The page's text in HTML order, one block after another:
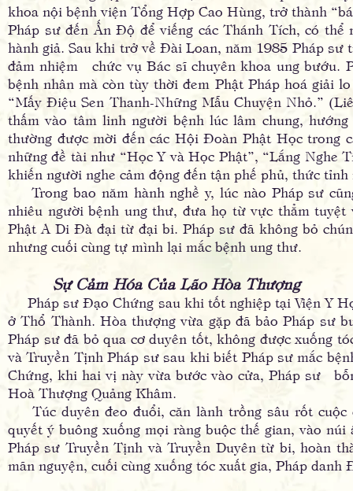
khoa nội bệnh viện Tổng Hợp Cao Hùng, trở thành
Pháp sư đến Ấn Ðộ để viếng các Thánh Tích, có
hành giả. Sau khi trở về Ðài Loan, năm 1985 Pháp
đảm nhiệm chức vụ Bác sĩ chuyên khoa ung bướu.
bệnh nhân mà còn tùy thời đem Phật Pháp hoá giải
“Mấy Ðiệu Sen Thanh-Những Mẫu Chuyện Nhỏ.”
thấm vào tâm linh người bệnh lúc lâm chung,
thường được mời đến các Hội Ðoàn Phật Học trong
những đề tài như “Học Y và Học Phật”, “Lắng Nghe
khiến người nghe cảm động đến tận phế phủ, thức
Trong bao năm hành nghề y, lúc nào Pháp sư
nhiêu người bệnh ung thư, đưa họ từ vực thẳm
Phật A Di Ðà đại từ đại bi. Pháp sư đã không bỏ
nhưng cuối cùng tự mình lại mắc bệnh ung thư.
Sự Cảm Hóa Của Lão Hòa Thượng
Pháp sư Ðạo Chứng sau khi tốt nghiệp tại Viện Y
ở Thổ Thành. Hòa thượng vừa gặp đã bảo Pháp sư
Pháp sư đã bỏ qua cơ duyên tốt, không được xuống
và Truyền Tịnh Pháp sư sau khi biết Pháp sư mắc
Chứng, khi hai vị này vừa bước vào cửa, Pháp sư
Hoà Thượng Quảng Khâm.
Túc duyên đeo đuổi, căn lành trồng sâu rốt cuộc
quyết ý buông xuống mọi ràng buộc thế gian, vào
Pháp sư Truyền Tịnh và Truyền Duyên từ bi, hoàn
mãn nguyện, cuối cùng xuống tóc xuất gia, Pháp danh